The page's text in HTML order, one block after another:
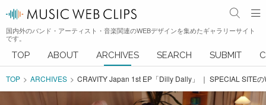
国内外のバンド・アーティスト・音楽関連のWEBデザインを集めたギャラリーサイト
です。
TOP ABOUT ARCHIVES SEARCH SUBMIT
TOP ARCHIVES CRAVITY Japan 1st EP「Dilly Dally」 ｜ SPECIAL SITE